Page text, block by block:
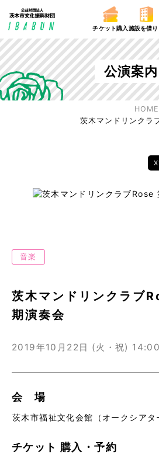
チケット購入 施設を借り
公演案内
HOME
茨木マンドリンクラ
音楽
茨木マンドリンクラブ
期演奏会
2019年10月22日 (火・祝)
会 場
茨木市福祉文化会館（オークシアタ
チケット 購入・予約